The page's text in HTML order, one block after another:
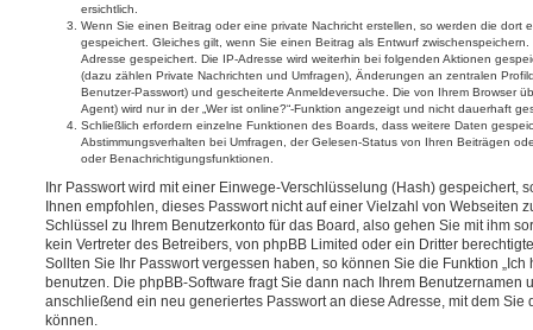
ersichtlich.
Wenn Sie einen Beitrag oder eine private Nachricht erstellen, so werden die dort
gespeichert. Gleiches gilt, wenn Sie einen Beitrag als Entwurf
Adresse gespeichert. Die IP-Adresse wird weiterhin bei folgenden Aktionen
(dazu zählen Private Nachrichten und Umfragen), Änderungen an zentralen
Benutzer-Passwort) und gescheiterte Anmeldeversuche. Die von Ihrem Browser
Agent) wird nur in der „Wer ist online?“-Funktion angezeigt und nicht dauerhaft
Schließlich erfordern einzelne Funktionen des Boards, dass weitere Daten
Abstimmungsverhalten bei Umfragen, der Gelesen-Status von Ihren Beiträgen
oder Benachrichtigungsfunktionen.
Ihr Passwort wird mit einer Einwege-Verschlüsselung (Hash) gespeichert,
Ihnen empfohlen, dieses Passwort nicht auf einer Vielzahl von Webseiten
Schlüssel zu Ihrem Benutzerkonto für das Board, also gehen Sie mit ihm
kein Vertreter des Betreibers, von phpBB Limited oder ein Dritter
Sollten Sie Ihr Passwort vergessen haben, so können Sie die Funktion „Ich
benutzen. Die phpBB-Software fragt Sie dann nach Ihrem Benutzernamen
anschließend ein neu generiertes Passwort an diese Adresse, mit dem Sie
können.